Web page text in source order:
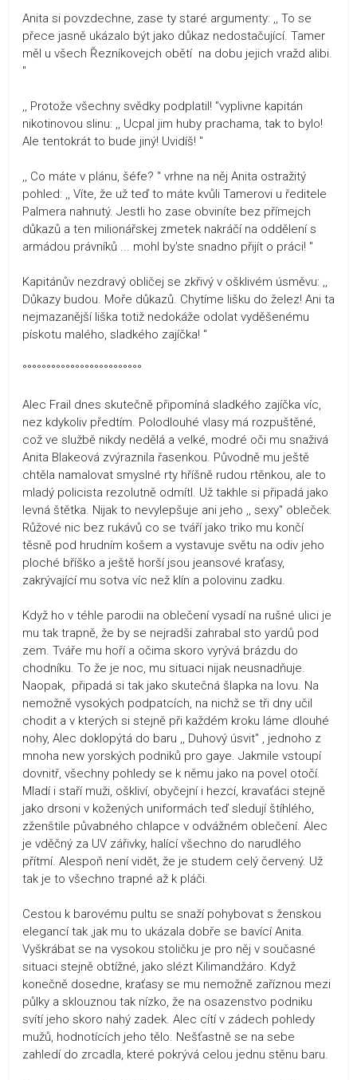
Anita si povzdechne, zase ty staré argumenty: ,, To se
přece jasně ukázalo být jako důkaz nedostačující. Tamer
měl u všech Řezníkovejch obětí na dobu jejich vražd alibi.
"
,, Protože všechny svědky podplatil! "vyplivne kapitán
nikotinovou slinu: ,, Ucpal jim huby prachama, tak to bylo!
Ale tentokrát to bude jiný! Uvidíš! "
,, Co máte v plánu, šéfe? " vrhne na něj Anita ostražitý
pohled: ,, Víte, že už teď to máte kvůli Tamerovi u ředitele
Palmera nahnutý. Jestli ho zase obviníte bez přímejch
důkazů a ten milionářskej zmetek nakráčí na oddělení s
armádou právníků ... mohl by'ste snadno přijít o práci! "
Kapitánův nezdravý obličej se zkřivý v ošklivém úsměvu: ,,
Důkazy budou. Moře důkazů. Chytíme lišku do želez! Ani ta
nejmazanější liška totiž nedokáže odolat vyděšenému
pískotu malého, sladkého zajíčka! "
°°°°°°°°°°°°°°°°°°°°°°°°°
Alec Frail dnes skutečně připomíná sladkého zajíčka víc,
nez kdykoliv předtím. Polodlouhé vlasy má rozpuštěné,
což ve službě nikdy nedělá a velké, modré oči mu snaživá
Anita Blakeová zvýraznila řasenkou. Původně mu ještě
chtěla namalovat smyslné rty hříšně rudou rtěnkou, ale to
mladý policista rezolutně odmítl. Už takhle si připadá jako
levná štětka. Nijak to nevylepšuje ani jeho ,, sexy" obleček.
Růžové nic bez rukávů co se tváří jako triko mu končí
těsně pod hrudním košem a vystavuje světu na odiv jeho
ploché bříško a ještě horší jsou jeansové kraťasy,
zakrývající mu sotva víc než klín a polovinu zadku.
Když ho v téhle parodii na oblečení vysadí na rušné ulici je
mu tak trapně, že by se nejradši zahrabal sto yardů pod
zem. Tváře mu hoří a očima skoro vyrývá brázdu do
chodníku. To že je noc, mu situaci nijak neusnadňuje.
Naopak, připadá si tak jako skutečná šlapka na lovu. Na
nemožně vysokých podpatcích, na nichž se tři dny učil
chodit a v kterých si stejně při každém kroku láme dlouhé
nohy, Alec doklopýtá do baru ,, Duhový úsvit" , jednoho z
mnoha new yorských podniků pro gaye. Jakmile vstoupí
dovnitř, všechny pohledy se k němu jako na povel otočí.
Mladí i staří muži, oškliví, obyčejní i hezcí, kravaťáci stejně
jako drsoni v kožených uniformách teď sledují štíhlého,
zženštile půvabného chlapce v odvážném oblečení. Alec
je vděčný za UV zářivky, halící všechno do narudlého
přítmí. Alespoň není vidět, že je studem celý červený. Už
tak je to všechno trapné až k pláči.
Cestou k barovému pultu se snaží pohybovat s ženskou
elegancí tak ,jak mu to ukázala dobře se bavící Anita.
Vyškrábat se na vysokou stoličku je pro něj v současné
situaci stejně obtížné, jako slézt Kilimandžáro. Když
konečně dosedne, kraťasy se mu nemožně zaříznou mezi
půlky a sklouznou tak nízko, že na osazenstvo podniku
svítí jeho skoro nahý zadek. Alec cítí v zádech pohledy
mužů, hodnotících jeho tělo. Nešťastně se na sebe
zahledí do zrcadla, které pokrývá celou jednu stěnu baru.